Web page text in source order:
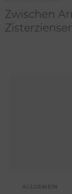
Zwischen
ALLGEMEIN